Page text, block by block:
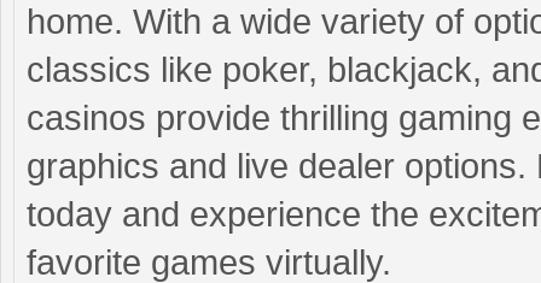
home. With a wide variety of
classics like poker, blackjack,
casinos provide thrilling gaming
graphics and live dealer
today and experience the
favorite games virtually.